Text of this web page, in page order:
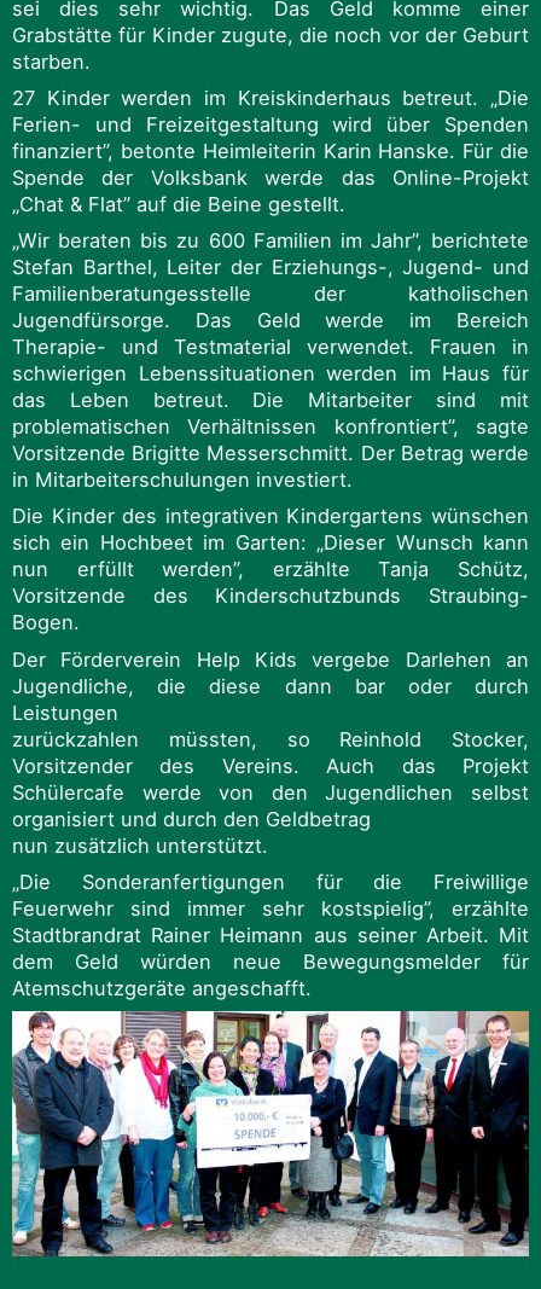
sei dies sehr wichtig. Das Geld komme einer
Grabstätte für Kinder zugute, die noch vor der Geburt
starben.
27 Kinder werden im Kreiskinderhaus betreut. „Die
Ferien- und Freizeitgestaltung wird über Spenden
finanziert”, betonte Heimleiterin Karin Hanske. Für die
Spende der Volksbank werde das Online-Projekt
„Chat & Flat” auf die Beine gestellt.
„Wir beraten bis zu 600 Familien im Jahr”, berichtete
Stefan Barthel, Leiter der Erziehungs-, Jugend- und
Familienberatungesstelle der katholischen
Jugendfürsorge. Das Geld werde im Bereich
Therapie- und Testmaterial verwendet. Frauen in
schwierigen Lebenssituationen werden im Haus für
das Leben betreut. Die Mitarbeiter sind mit
problematischen Verhältnissen konfrontiert”, sagte
Vorsitzende Brigitte Messerschmitt. Der Betrag werde
in Mitarbeiterschulungen investiert.
Die Kinder des integrativen Kindergartens wünschen
sich ein Hochbeet im Garten: „Dieser Wunsch kann
nun erfüllt werden”, erzählte Tanja Schütz,
Vorsitzende des Kinderschutzbunds Straubing-
Bogen.
Der Förderverein Help Kids vergebe Darlehen an
Jugendliche, die diese dann bar oder durch
Leistungen
zurückzahlen müssten, so Reinhold Stocker,
Vorsitzender des Vereins. Auch das Projekt
Schülercafe werde von den Jugendlichen selbst
organisiert und durch den Geldbetrag
nun zusätzlich unterstützt.
„Die Sonderanfertigungen für die Freiwillige
Feuerwehr sind immer sehr kostspielig”, erzählte
Stadtbrandrat Rainer Heimann aus seiner Arbeit. Mit
dem Geld würden neue Bewegungsmelder für
Atemschutzgeräte angeschafft.